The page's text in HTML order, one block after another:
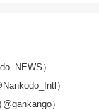
）
）
）